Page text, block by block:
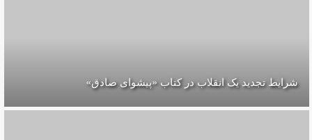
شرایط تجدید یک انقلاب در کتاب «پیشوای صادق»